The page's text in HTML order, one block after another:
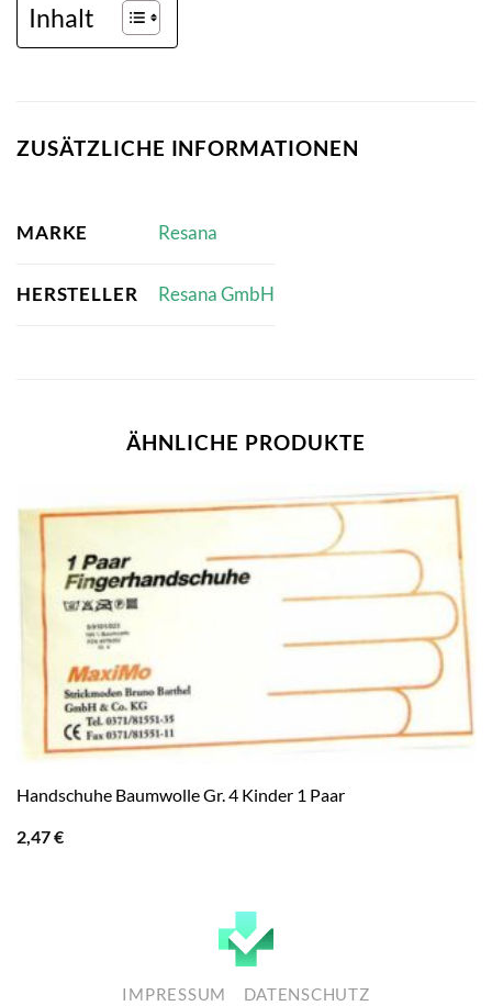
Inhalt
ZUSÄTZLICHE INFORMATIONEN
MARKE Resana
HERSTELLER Resana GmbH
ÄHNLICHE PRODUKTE
Handschuhe Baumwolle Gr. 4 Kinder 1 Paar
2,47€
IMPRESSUM DATENSCHUTZ